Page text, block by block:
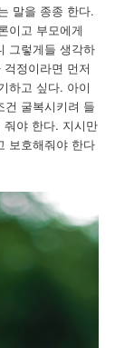
말을 종종 한다.
이고 부모에게
그렇게들 생각하
정이라면 먼저
하고 싶다. 아이
건 굴복시키려 들
야 한다. 지시만
보호해줘야 한다